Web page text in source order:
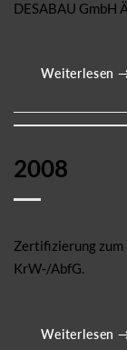
DESABAU GmbH
Weiterlesen
2008
Zertifizierung zum
KrW-/AbfG.
Weiterlesen